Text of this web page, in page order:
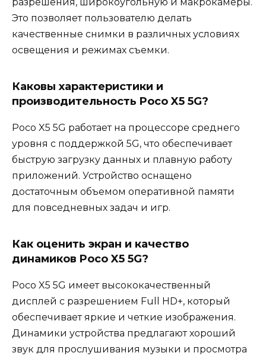
разрешения, широкоугольную и макрокамеры.
Это позволяет пользователю делать
качественные снимки в различных условиях
освещения и режимах съемки.
Каковы характеристики и
производительность Poco X5 5G?
Poco X5 5G работает на процессоре среднего
уровня с поддержкой 5G, что обеспечивает
быструю загрузку данных и плавную работу
приложений. Устройство оснащено
достаточным объемом оперативной памяти
для повседневных задач и игр.
Как оценить экран и качество
динамиков Poco X5 5G?
Poco X5 5G имеет высококачественный
дисплей с разрешением Full HD+, который
обеспечивает яркие и четкие изображения.
Динамики устройства предлагают хороший
звук для прослушивания музыки и просмотра